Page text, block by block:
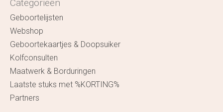
Categorieën
Geboortelijsten
Webshop
Geboortekaartjes & Doopsuiker
Kolfconsulten
Maatwerk & Borduringen
Laatste stuks met %KORTING%
Partners